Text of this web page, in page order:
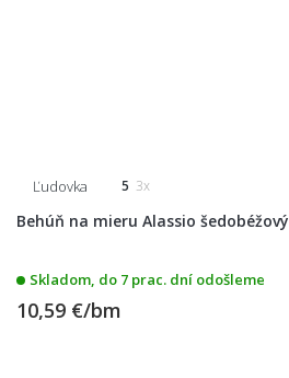
Ľudovka 5 3x
Behúň na mieru Alassio šedobéžový
Skladom, do 7 prac. dní odošleme
10,59 €/bm